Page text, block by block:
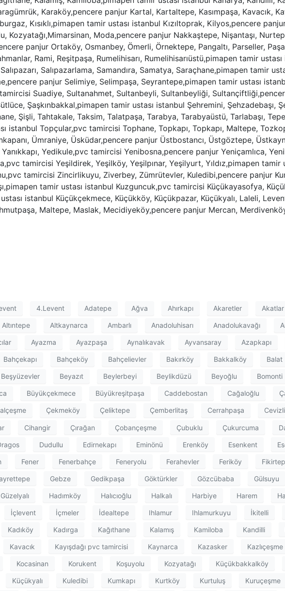
Karaköy,pencere panjur Kartal, Kartaltepe, Kasımpaşa, Kavacık,
Kısıklı,pimapen tamir ustası istanbul Kızıltoprak, Kilyos,pencere
Kozyatağı,Mimarsinan, Moda,pencere panjur Nakkaştepe, Nişantaşı,
panjur Ortaköy, Osmanbey, Ömerli, Örnektepe, Pangaltı, Parseller,
Rami, Reşitpaşa, Rumelihisarı, Rumelihisarıüstü,pimapen tamir
Salıpazarlama, Samandıra, Samatya, Saraçhane,pimapen tamir
panjur Selimiye, Selimpaşa, Seyrantepe,pimapen tamir ustası
Suadiye, Sultanahmet, Sultanbeyli, Sultanbeyliği,
Şaşkınbakkal,pimapen tamir ustası istanbul Şehremini, Şehzadebaşı,
Şişli, Tahtakale, Taksim, Talatpaşa, Tarabya, Tarabyaüstü, Tarlabaşı,
istanbul Topçular,pvc tamircisi Tophane, Topkapı, Topkapı, Maltepe,
Ümraniye, Üsküdar,pencere panjur Üstbostancı, Üstgöztepe,
Yedikule,pvc tamircisi Yenibosna,pencere panjur Yeniçamlıca,
tamircisi Yeşildirek, Yeşilköy, Yeşilpınar, Yeşilyurt, Yıldız,pimapen tamir
tamircisi Zincirlikuyu, Ziverbey, Zümrütevler, Kuledibi,pencere panjur
tamir ustası istanbul Kuzguncuk,pvc tamircisi Küçükayasofya,
istanbul Küçükçekmece, Küçükköy, Küçükpazar, Küçükyalı, Laleli,
Maltepe, Maslak, Mecidiyeköy,pencere panjur Mercan,
4.Levent Adatepe Ağva Ahırkapı Akaretler Akatlar
Altıntepe Altkaynarca Ambarlı Anadoluhisarı Anadolukavağı
Ayazma Ayazpaşa Aynalıkavak Ayvansaray Azapkapı
Bahçekapı Bahçeköy Bahçelievler Bakırköy Bakkalköy Balat
Beşyüzevler Beyazıt Beylerbeyi Beylikdüzü Beyoğlu Bomonti
Büyükçekmece Büyükreşitpaşa Caddebostan Cağaloğlu
Çekmeköy Çeliktepe Çemberlitaş Cerrahpaşa Cevizli
Cihangir Çırağan Çobançeşme Çubuklu Çukurcuma
Dudullu Edirnekapı Eminönü Erenköy Esenkent
Fener Fenerbahçe Feneryolu Ferahevler Feriköy
Gebze Gedikpaşa Göktürkler Gözcübaba Gülsuyu
Güzelyalı Hadımköy Halıcıoğlu Halkalı Harbiye Harem
İçlevent İçmeler İdealtepe Ihlamur Ihlamurkuyu İkitelli
Kadıköy Kadırga Kağıthane Kalamış Kamiloba Kandilli
Kavacık Kayışdağı pvc tamircisi Kaynarca Kazasker Kazlıçeşme
Kocasinan Korukent Koşuyolu Kozyatağı Küçükbakkalköy
Küçükyalı Kuledibi Kumkapı Kurtköy Kurtuluş Kuruçeşme